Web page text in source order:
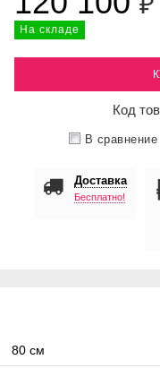
На складе
Код
В сравнение
Доставка
Бесплатно!
80 см